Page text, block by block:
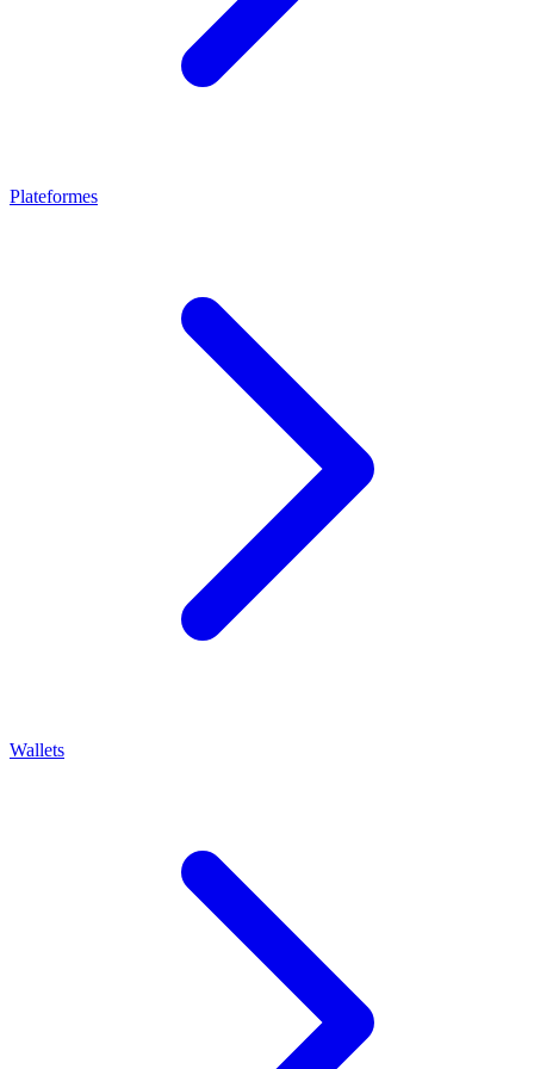
Plateformes
Wallets